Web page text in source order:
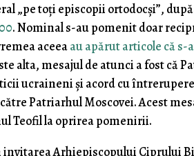
„pe toți episcopii ortodocși”,
. Nominal s-au pomenit doar
aceeaau apărut articole că
alta, mesajul de atunci a fost că
ucraineni și acord cu
Patriarhul Moscovei. Acest
Teofil la oprirea pomenirii.
Arhiepiscopului Ciprului